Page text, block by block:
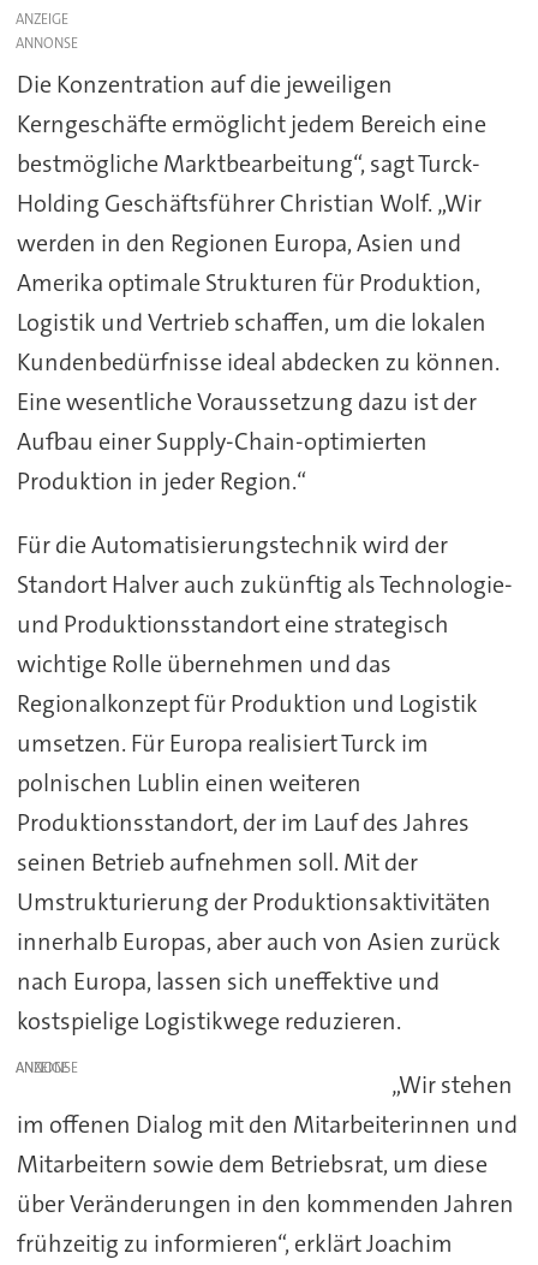
ANZEIGE
Die Konzentration auf die jeweiligen
Kerngeschäfte ermöglicht jedem Bereich eine
bestmögliche Marktbearbeitung“, sagt Turck-
Holding Geschäftsführer Christian Wolf. „Wir
werden in den Regionen Europa, Asien und
Amerika optimale Strukturen für Produktion,
Logistik und Vertrieb schaffen, um die lokalen
Kundenbedürfnisse ideal abdecken zu können.
Eine wesentliche Voraussetzung dazu ist der
Aufbau einer Supply-Chain-optimierten
Produktion in jeder Region.“
Für die Automatisierungstechnik wird der
Standort Halver auch zukünftig als Technologie-
und Produktionsstandort eine strategisch
wichtige Rolle übernehmen und das
Regionalkonzept für Produktion und Logistik
umsetzen. Für Europa realisiert Turck im
polnischen Lublin einen weiteren
Produktionsstandort, der im Lauf des Jahres
seinen Betrieb aufnehmen soll. Mit der
Umstrukturierung der Produktionsaktivitäten
innerhalb Europas, aber auch von Asien zurück
nach Europa, lassen sich uneffektive und
kostspielige Logistikwege reduzieren.
ANZEIGE
„Wir stehen
im offenen Dialog mit den Mitarbeiterinnen und
Mitarbeitern sowie dem Betriebsrat, um diese
über Veränderungen in den kommenden Jahren
frühzeitig zu informieren“, erklärt Joachim